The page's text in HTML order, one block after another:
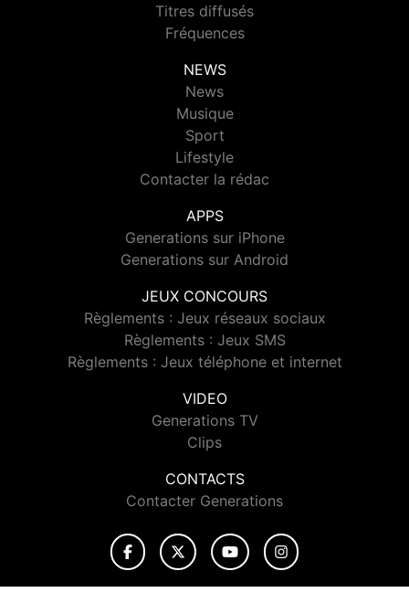
Titres diffusés
Fréquences
NEWS
News
Musique
Sport
Lifestyle
Contacter la rédac
APPS
Generations sur iPhone
Generations sur Android
JEUX CONCOURS
Règlements : Jeux réseaux sociaux
Règlements : Jeux SMS
Règlements : Jeux téléphone et internet
VIDEO
Generations TV
Clips
CONTACTS
Contacter Generations